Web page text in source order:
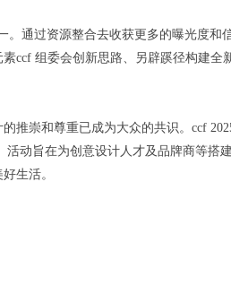
。通过资源整合去收获更多的曝光度和
ccf 组委会创新思路、另辟蹊径构建
推崇和尊重已成为大众的共识。ccf
活动旨在为创意设计人才及品牌商等搭
生活。